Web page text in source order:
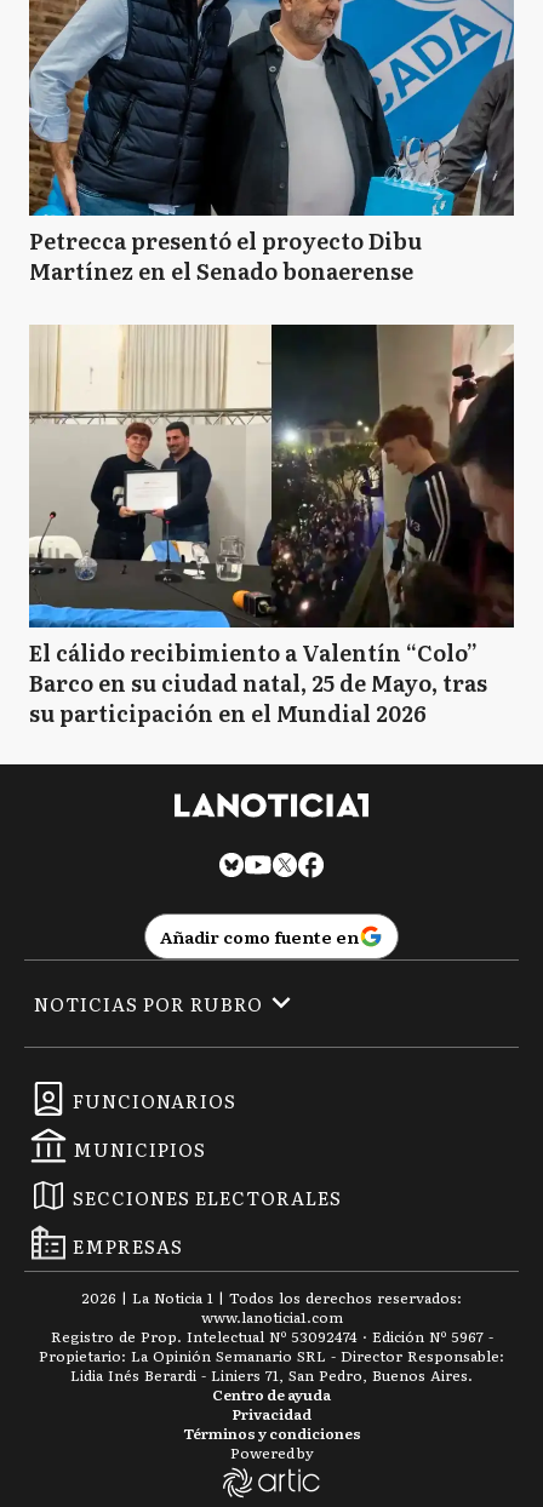
Petrecca presentó el proyecto Dibu
Martínez en el Senado bonaerense
El cálido recibimiento a Valentín “Colo”
Barco en su ciudad natal, 25 de Mayo, tras
su participación en el Mundial 2026
Añadir como fuente en
FUNCIONARIOS
MUNICIPIOS
SECCIONES ELECTORALES
EMPRESAS
NOTICIAS POR RUBRO
2026 | La Noticia 1 | Todos los derechos reservados:
www.lanoticia1.com
Registro de Prop. Intelectual Nº 53092474 · Edición Nº 5967 -
Propietario: La Opinión Semanario SRL - Director Responsable:
Lidia Inés Berardi - Liniers 71, San Pedro, Buenos Aires.
Términos y condiciones
Privacidad
Centro de ayuda
Powered by